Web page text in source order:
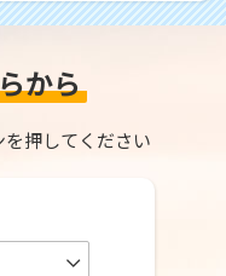
から
押してください